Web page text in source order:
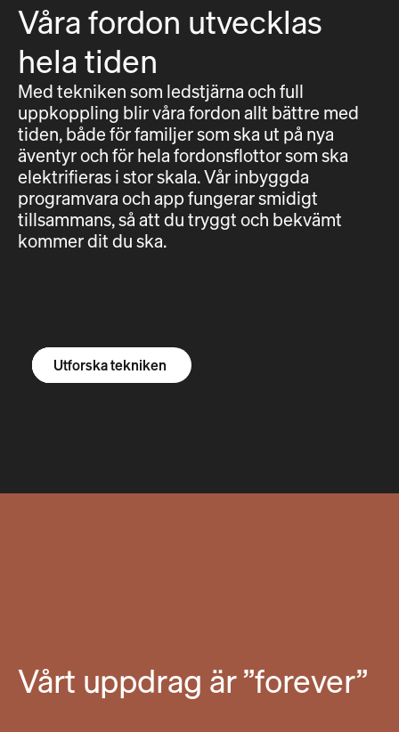
Våra fordon utvecklas
hela tiden
Med tekniken som ledstjärna och full
uppkoppling blir våra fordon allt bättre med
tiden, både för familjer som ska ut på nya
äventyr och för hela fordonsflottor som ska
elektrifieras i stor skala. Vår inbyggda
programvara och app fungerar smidigt
tillsammans, så att du tryggt och bekvämt
kommer dit du ska.
Utforska R1S
Utforska R1T
Utforska skåpbilar
Utforska tekniken
Vårt uppdrag är ”forever”